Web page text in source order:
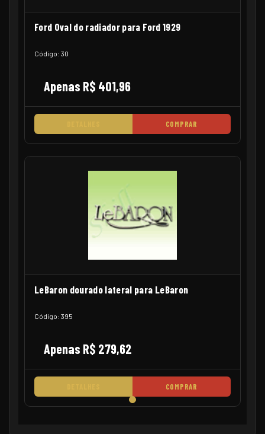
Ford Oval do radiador para Ford 1929
Código: 30
Apenas R$ 401,96
COMPRAR
LeBaron dourado lateral para LeBaron
Código: 395
Apenas R$ 279,62
COMPRAR